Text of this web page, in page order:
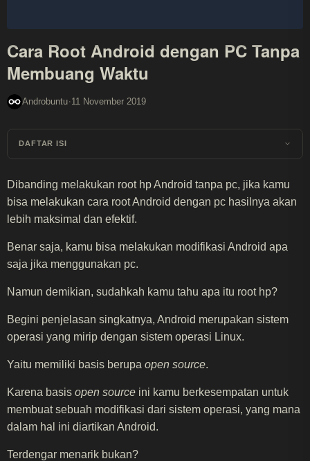
Cara Root Android dengan PC Tanpa
Membuang Waktu
Androbuntu·11 November 2019
DAFTAR ISI
Dibanding melakukan root hp Android tanpa pc, jika kamu
bisa melakukan cara root Android dengan pc hasilnya akan
lebih maksimal dan efektif.
Benar saja, kamu bisa melakukan modifikasi Android apa
saja jika menggunakan pc.
Namun demikian, sudahkah kamu tahu apa itu root hp?
Begini penjelasan singkatnya, Android merupakan sistem
operasi yang mirip dengan sistem operasi Linux.
Yaitu memiliki basis berupa open source.
Karena basis open source ini kamu berkesempatan untuk
membuat sebuah modifikasi dari sistem operasi, yang mana
dalam hal ini diartikan Android.
Terdengar menarik bukan?